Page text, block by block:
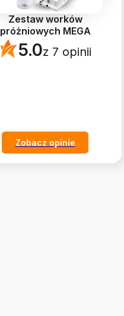
Zestaw worków
próżniowych MEGA
5.0z 7 opinii
Zobacz opinie